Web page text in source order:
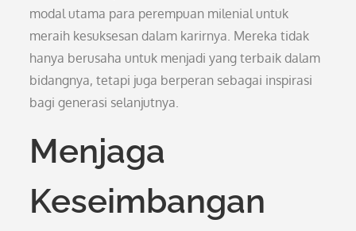
modal utama para perempuan milenial untuk
meraih kesuksesan dalam karirnya. Mereka tidak
hanya berusaha untuk menjadi yang terbaik dalam
bidangnya, tetapi juga berperan sebagai inspirasi
bagi generasi selanjutnya.
Menjaga
Keseimbangan